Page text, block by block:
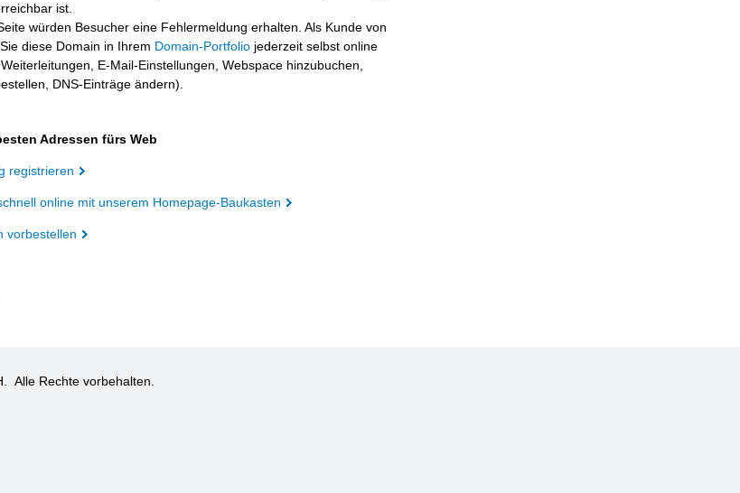
ist.
würden Besucher eine Fehlermeldung erhalten. Als Kunde von
diese Domain in Ihrem Domain-Portfolio jederzeit selbst online
E-Mail-Einstellungen, Webspace hinzubuchen,
DNS-Einträge ändern).
Adressen fürs Web
registrieren
online mit unserem Homepage-Baukasten
vorbestellen
Alle Rechte vorbehalten.